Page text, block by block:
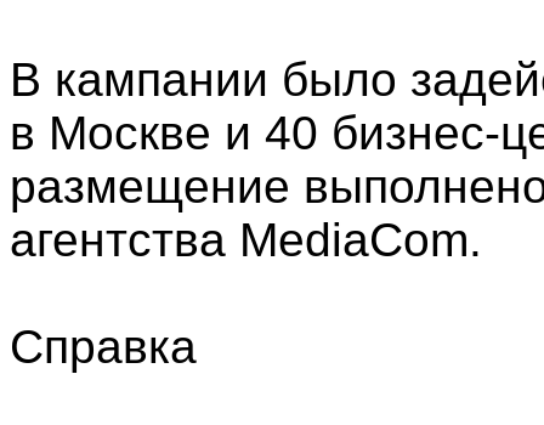
В кампании было
в Москве и 40 бизнес-
размещение
агентства MediaCom.
Справка